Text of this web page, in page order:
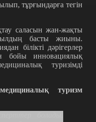
тұрғындарға тегін
саласын жан-жақты
басты жиыны.
білікті дәрігерлер
бойы инновациялық
туризімді
туризм